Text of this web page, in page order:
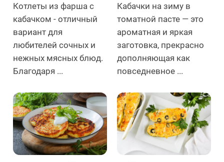
Котлеты из фарша с
кабачком - отличный
вариант для
любителей сочных и
нежных мясных блюд.
Благодаря ...
Кабачки на зиму в
томатной пасте — это
ароматная и яркая
заготовка, прекрасно
дополняющая как
повседневное ...